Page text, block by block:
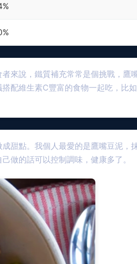
來說，鐵質補充常常是個挑戰，鷹
配維生素C豐富的食物一起吃，比
甜點。我個人最愛的是鷹嘴豆泥，
做的話可以控制調味，健康多了。